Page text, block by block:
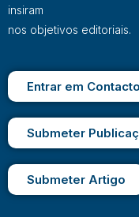
insiram
nos objetivos editoriais.
Entrar em Contacto
Submeter
Submeter Artigo